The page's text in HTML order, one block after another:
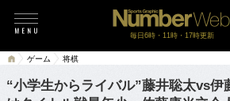
毎日6時・11時・17時更新
ゲーム 将棋
“小学生からライバル”藤井聡太vs伊